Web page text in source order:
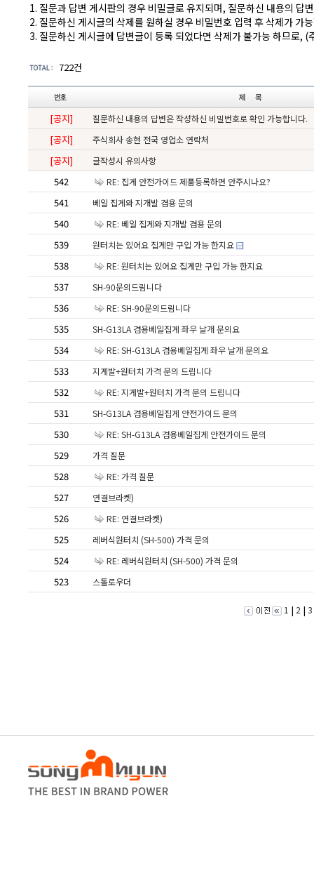
1. 질문과 답변 게시판의 경우 비밀글로 유지되며, 질문하신 내용의 답
2. 질문하신 게시글의 삭제를 원하실 경우 비밀번호 입력 후 삭제가 가
3. 질문하신 게시글에 답변글이 등록 되었다면 삭제가 불가능 하므로,
722건
[공지] 질문하신 내용의 답변은 작성하신 비밀번호로 확인 가능합니다.
[공지] 주식회사 송현 전국 영업소 연락처
[공지] 글작성시 유의사항
542 RE: 집게 안전가이드 제품등록하면 안주시나요?
541 베일 집게와 지개발 겸용 문의
540 RE: 베일 집게와 지개발 겸용 문의
539 원터치는 있어요 집게만 구입 가능 한지요
538 RE: 원터치는 있어요 집게만 구입 가능 한지요
537 SH-90문의드림니다
536 RE: SH-90문의드림니다
535 SH-G13LA 겸용베일집게 좌우 날개 문의요
534 RE: SH-G13LA 겸용베일집게 좌우 날개 문의요
533 지게발+원터치 가격 문의 드립니다
532 RE: 지게발+원터치 가격 문의 드립니다
531 SH-G13LA 겸용베일집게 안전가이드 문의
530 RE: SH-G13LA 겸용베일집게 안전가이드 문의
529 가격 질문
528 RE: 가격 질문
527 연결브라켓)
526 RE: 연결브라켓)
525 레버식원터치 (SH-500) 가격 문의
524 RE: 레버식원터치 (SH-500) 가격 문의
523 스톨로우더
1 | 2 | 3